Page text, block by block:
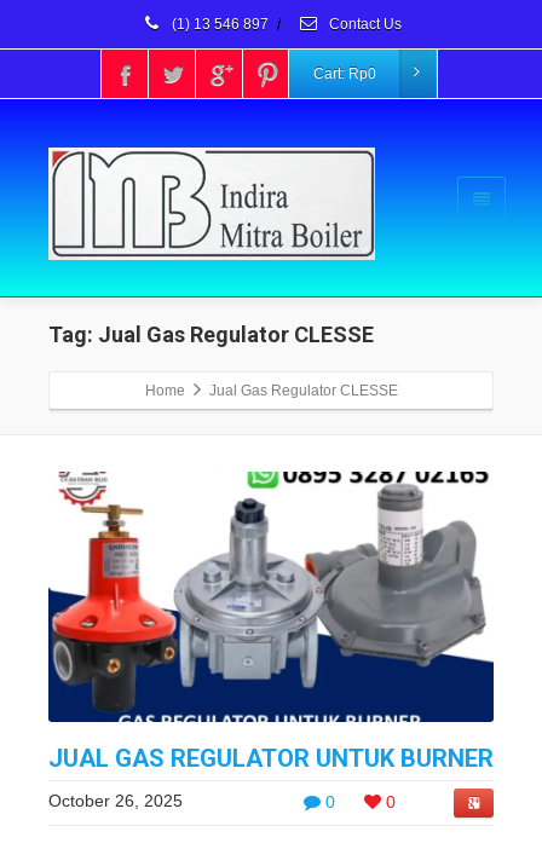
(1) 13 546 897 / Contact Us
Cart: Rp0
Tag: Jual Gas Regulator CLESSE
Home Jual Gas Regulator CLESSE
JUAL GAS REGULATOR UNTUK BURNER
0 0
October 26, 2025